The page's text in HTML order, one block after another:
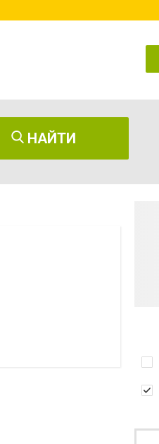
НАЙТИ